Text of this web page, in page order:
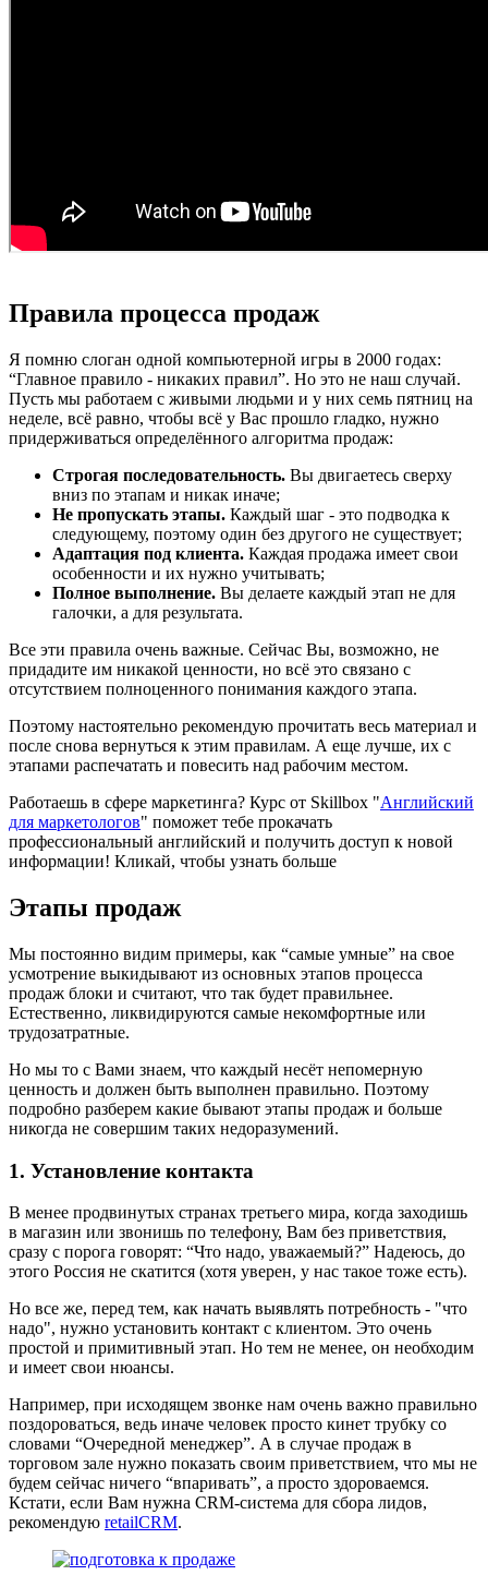
Правила процесса продаж
Я помню слоган одной компьютерной игры в 2000 годах:
“Главное правило - никаких правил”. Но это не наш случай.
Пусть мы работаем с живыми людьми и у них семь пятниц на
неделе, всё равно, чтобы всё у Вас прошло гладко, нужно
придерживаться определённого алгоритма продаж:
Строгая последовательность. Вы двигаетесь сверху
вниз по этапам и никак иначе;
Не пропускать этапы. Каждый шаг - это подводка к
следующему, поэтому один без другого не существует;
Адаптация под клиента. Каждая продажа имеет свои
особенности и их нужно учитывать;
Полное выполнение. Вы делаете каждый этап не для
галочки, а для результата.
Все эти правила очень важные. Сейчас Вы, возможно, не
придадите им никакой ценности, но всё это связано с
отсутствием полноценного понимания каждого этапа.
Поэтому настоятельно рекомендую прочитать весь материал и
после снова вернуться к этим правилам. А еще лучше, их с
этапами распечатать и повесить над рабочим местом.
Работаешь в сфере маркетинга? Курс от Skillbox "Английский
для маркетологов" поможет тебе прокачать
профессиональный английский и получить доступ к новой
информации! Кликай, чтобы узнать больше
Этапы продаж
Мы постоянно видим примеры, как “самые умные” на свое
усмотрение выкидывают из основных этапов процесса
продаж блоки и считают, что так будет правильнее.
Естественно, ликвидируются самые некомфортные или
трудозатратные.
Но мы то с Вами знаем, что каждый несёт непомерную
ценность и должен быть выполнен правильно. Поэтому
подробно разберем какие бывают этапы продаж и больше
никогда не совершим таких недоразумений.
1. Установление контакта
В менее продвинутых странах третьего мира, когда заходишь
в магазин или звонишь по телефону, Вам без приветствия,
сразу с порога говорят: “Что надо, уважаемый?” Надеюсь, до
этого Россия не скатится (хотя уверен, у нас такое тоже есть).
Но все же, перед тем, как начать выявлять потребность - "что
надо", нужно установить контакт с клиентом. Это очень
простой и примитивный этап. Но тем не менее, он необходим
и имеет свои нюансы.
Например, при исходящем звонке нам очень важно правильно
поздороваться, ведь иначе человек просто кинет трубку со
словами “Очередной менеджер”. А в случае продаж в
торговом зале нужно показать своим приветствием, что мы не
будем сейчас ничего “впаривать”, а просто здороваемся.
Кстати, если Вам нужна CRM-система для сбора лидов,
рекомендую retailCRM.